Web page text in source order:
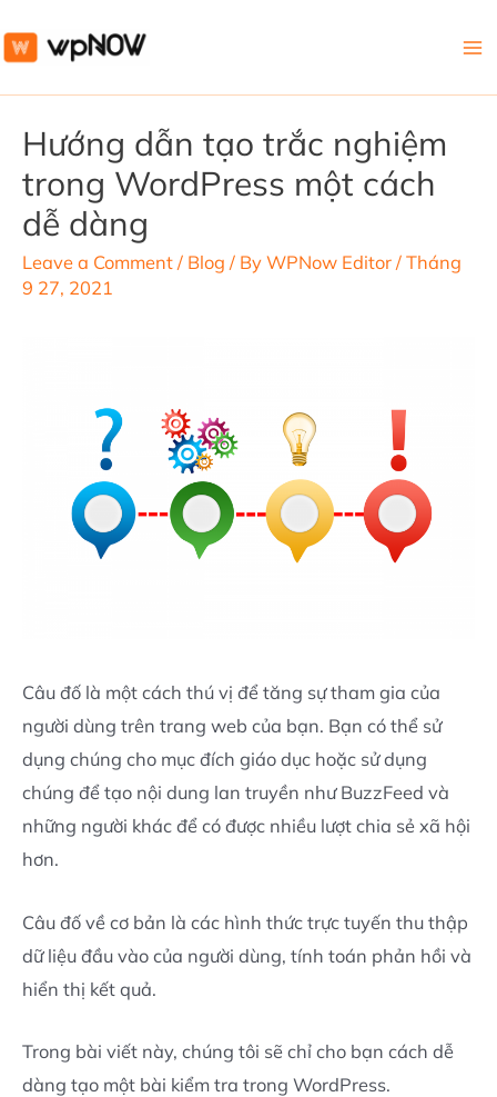
Hướng dẫn tạo trắc nghiệm
trong WordPress một cách
dễ dàng
Leave a Comment / Blog / By WPNow Editor / Tháng
9 27, 2021
Câu đố là một cách thú vị để tăng sự tham gia của
người dùng trên trang web của bạn. Bạn có thể sử
dụng chúng cho mục đích giáo dục hoặc sử dụng
chúng để tạo nội dung lan truyền như BuzzFeed và
những người khác để có được nhiều lượt chia sẻ xã hội
hơn.
Câu đố về cơ bản là các hình thức trực tuyến thu thập
dữ liệu đầu vào của người dùng, tính toán phản hồi và
hiển thị kết quả.
Trong bài viết này, chúng tôi sẽ chỉ cho bạn cách dễ
dàng tạo một bài kiểm tra trong WordPress.